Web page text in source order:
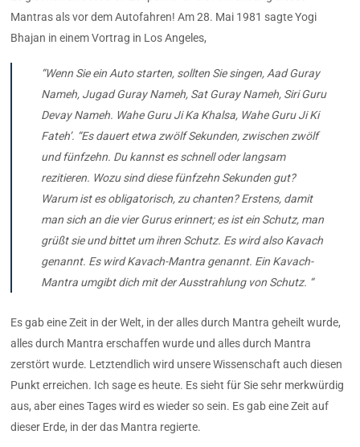
Mantras als vor dem Autofahren! Am 28. Mai 1981 sagte Yogi
Bhajan in einem Vortrag in Los Angeles,
“Wenn Sie ein Auto starten, sollten Sie singen,Aad Guray
Nameh, Jugad Guray Nameh, Sat Guray Nameh, Siri Guru
Devay Nameh. Wahe Guru Ji Ka Khalsa, Wahe Guru Ji Ki
Fateh’. “Es dauert etwa zwölf Sekunden, zwischen zwölf
und fünfzehn. Du kannst es schnell oder langsam
rezitieren. Wozu sind diese fünfzehn Sekunden gut?
Warum ist es obligatorisch, zu chanten? Erstens, damit
man sich an die vier Gurus erinnert; es ist ein Schutz, man
grüßt sie und bittet um ihren Schutz. Es wird also Kavach
genannt. Es wird Kavach-Mantra genannt. Ein Kavach-
Mantra umgibt dich mit der Ausstrahlung von Schutz. “
Es gab eine Zeit in der Welt, in der alles durch Mantra geheilt wurde,
alles durch Mantra erschaffen wurde und alles durch Mantra
zerstört wurde. Letztendlich wird unsere Wissenschaft auch diesen
Punkt erreichen. Ich sage es heute. Es sieht für Sie sehr merkwürdig
aus, aber eines Tages wird es wieder so sein. Es gab eine Zeit auf
dieser Erde, in der das Mantra regierte.